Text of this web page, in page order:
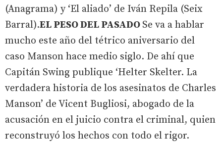
(Anagrama) y ‘El aliado’ de Iván Repila (Seix
Barral).EL PESO DEL PASADO Se va a hablar
mucho este año del tétrico aniversario del
caso Manson hace medio siglo. De ahí que
Capitán Swing publique ‘Helter Skelter. La
verdadera historia de los asesinatos de Charles
Manson’ de Vicent Bugliosi, abogado de la
acusación en el juicio contra el criminal, quien
reconstruyó los hechos con todo el rigor.